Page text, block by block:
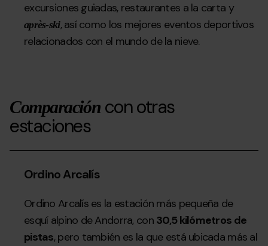
excursiones guiadas, restaurantes a la carta y
après-ski, así como los mejores eventos deportivos
relacionados con el mundo de la nieve.
Comparación con otras
estaciones
Ordino Arcalís
Ordino Arcalís es la estación más pequeña de
esquí alpino de Andorra, con 30,5 kilómetros de
pistas, pero también es la que está ubicada más al